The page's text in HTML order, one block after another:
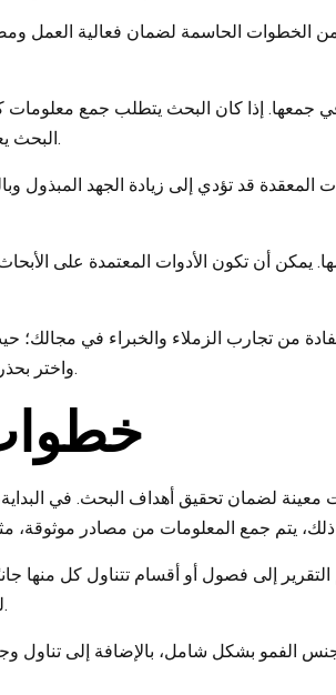
الخطوات الحاسمة لضمان فعالية العمل
جمعها. إذا كان البحث يتطلب جمع معلومات
البحث يعتمد على البيانات النوعية، فقد تحتاج إلى أدوات مثل المقابلات أو تحليل المحتوى.
المعقدة قد تؤدي إلى زيادة الجهد المبذول
يمكن أن تكون الأدوات المعتمدة على
من تجارب الزملاء والخبراء في
واختر بحذر، وكن مستعدًا لتكييف اختيارك مع التغيرات التي قد تطرأ على مشروعك البحثي.
لضمان تحقيق أهداف البحث. في
إلى فصول أو أقسام تتناول كل منها
للأساليب المستخدمة في البحث، ثم تحليل النتائج وتقديم الاستنتاجات والتوصيات.
الفمو بشكل شامل، بالإضافة إلى